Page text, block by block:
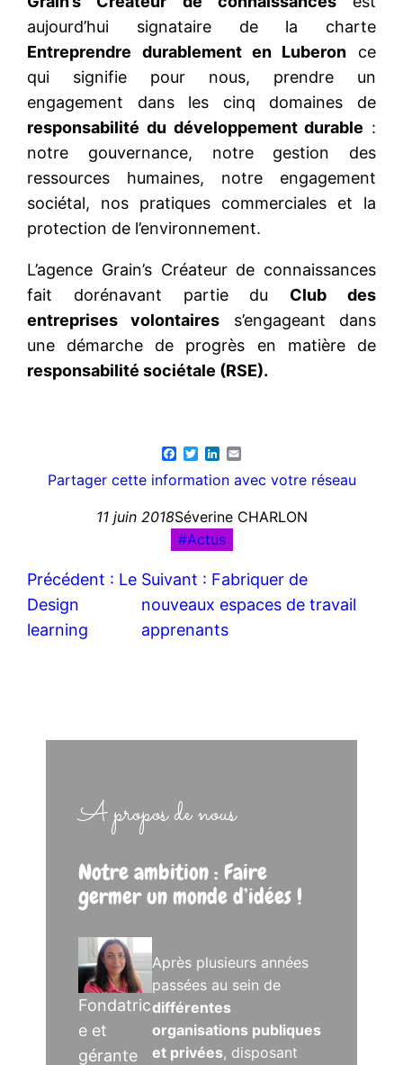
aujourd’hui signataire de la charte
Entreprendre durablement en Luberon ce
qui signifie pour nous, prendre un
engagement dans les cinq domaines de
responsabilité du développement durable :
notre gouvernance, notre gestion des
ressources humaines, notre engagement
sociétal, nos pratiques commerciales et la
protection de l’environnement.
L’agence Grain’s Créateur de connaissances
fait dorénavant partie du Club des
entreprises volontaires s’engageant dans
une démarche de progrès en matière de
responsabilité sociétale (RSE).
Facebook
TwitterLinkedIn
Partager cette information avec votre réseau
11 juin 2018Séverine CHARLON
Actus
Précédent : Le
Design
learning
Suivant : Fabriquer de
nouveaux espaces de travail
apprenants
A propos de nous
Notre ambition : Faire
germer un monde d’idées !
Fondatric
e et
gérante
Après plusieurs années
passées au sein de
différentes
organisations publiques
et privées, disposant